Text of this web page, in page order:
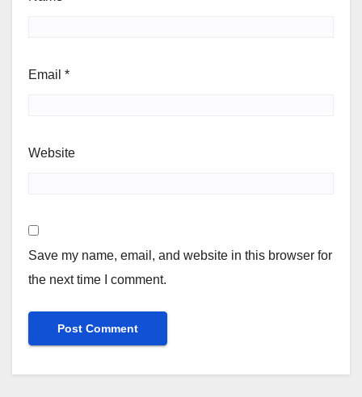
Email *
Website
Save my name, email, and website in this browser for
the next time I comment.